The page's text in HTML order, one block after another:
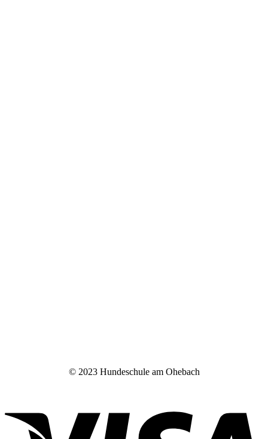
© 2023 Hundeschule am Ohebach